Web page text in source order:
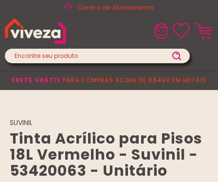
Central de Atendimento
FRETE GRÁTIS PARA COMPRAS ACIMA DE R$499 EM METAIS
SUVINIL
Tinta Acrílico para Pisos
18L Vermelho - Suvinil -
53420063 - Unitário